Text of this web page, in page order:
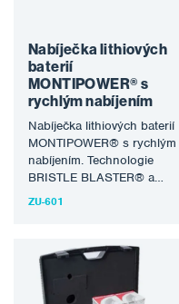
Nabíječka lithiových
baterií
MONTIPOWER® s
rychlým nabíjením
Nabíječka lithiových baterií
MONTIPOWER® s rychlým
nabíjením. Technologie
BRISTLE BLASTER® a
MBX® využívá speciálně
odstraněni…
ZU-601